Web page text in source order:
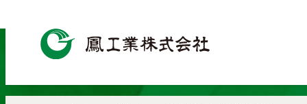
鳳
工